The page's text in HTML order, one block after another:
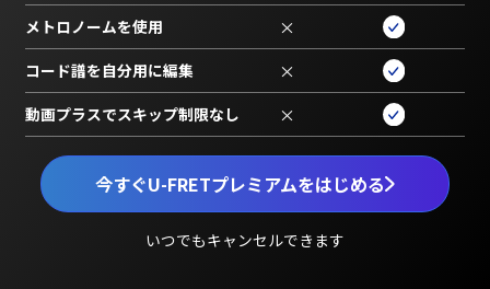
今すぐU-FRETプレミアムをはじめる
いつでもキャンセルできます
メトロノームを使用 ×
コード譜を自分用に編集 ×
動画プラスでスキップ制限なし ×